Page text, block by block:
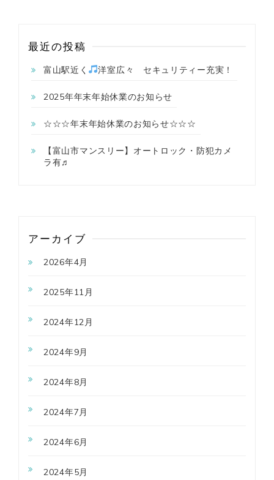
最近の投稿
富山駅近く 洋室広々 セキュリティー充実！
2025年年末年始休業のお知らせ
☆☆☆年末年始休業のお知らせ☆☆☆
【富山市マンスリー】オートロック・防犯カメ
ラ有♬
アーカイブ
2026年4月
2025年11月
2024年12月
2024年9月
2024年8月
2024年7月
2024年6月
2024年5月